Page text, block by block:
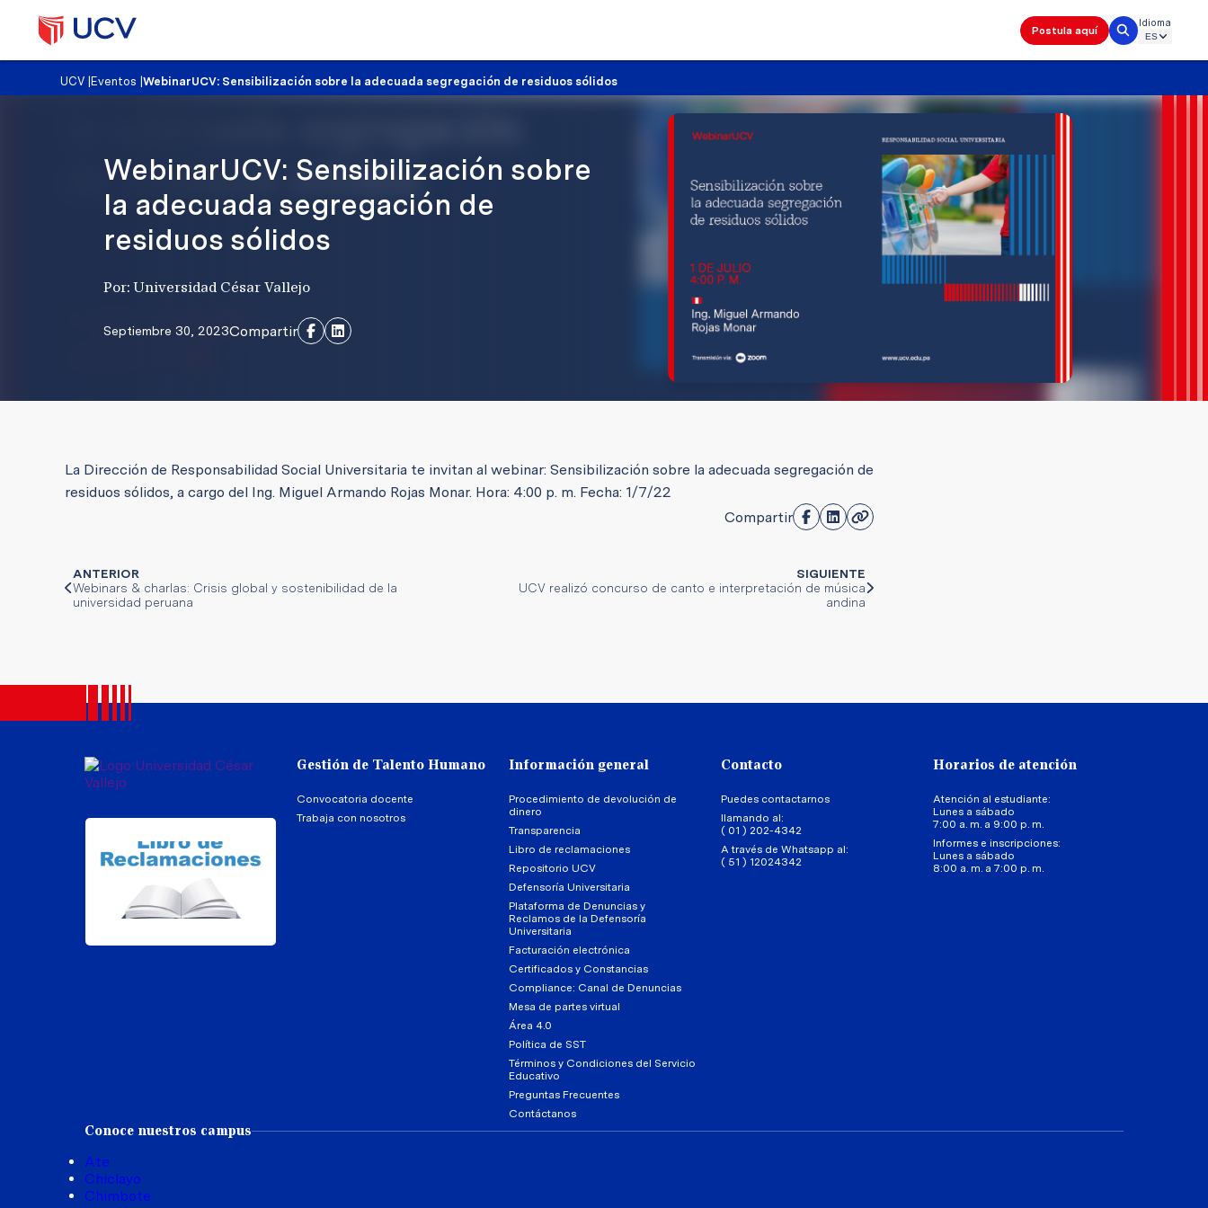
Postula aquí
Idioma
UCV Eventos |WebinarUCV: Sensibilización sobre la adecuada segregación de residuos sólidos
WebinarUCV: Sensibilización sobre
la adecuada segregación de
residuos sólidos
Por: Universidad César Vallejo
Septiembre 30, 2023Compartir
La Dirección de Responsabilidad Social Universitaria te invitan al webinar: Sensibilización sobre la adecuada segregación de
residuos sólidos, a cargo del Ing. Miguel Armando Rojas Monar. Hora: 4:00 p. m. Fecha: 1/7/22
Compartir
ANTERIOR
Webinars & charlas: Crisis global y sostenibilidad de la
universidad peruana
SIGUIENTE
UCV realizó concurso de canto e interpretación de música
andina
Gestión de Talento Humano
Convocatoria docente
Trabaja con nosotros
Información general
Procedimiento de devolución de
dinero
Transparencia
Libro de reclamaciones
Repositorio UCV
Defensoría Universitaria
Plataforma de Denuncias y
Reclamos de la Defensoría
Universitaria
Facturación electrónica
Certificados y Constancias
Compliance: Canal de Denuncias
Mesa de partes virtual
Área 4.0
Política de SST
Términos y Condiciones del Servicio
Educativo
Preguntas Frecuentes
Contáctanos
Contacto
Puedes contactarnos
llamando al:
( 01 ) 202-4342
A través de Whatsapp al:
( 51 ) 12024342
Horarios de atención
Atención al estudiante:
Lunes a sábado
7:00 a. m. a 9:00 p. m.
Informes e inscripciones:
Lunes a sábado
8:00 a. m. a 7:00 p. m.
Conoce nuestros campus
Ate
Chiclayo
Chimbote